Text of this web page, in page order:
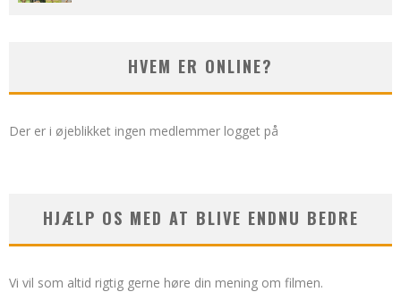
HVEM ER ONLINE?
Der er i øjeblikket ingen medlemmer logget på
HJÆLP OS MED AT BLIVE ENDNU BEDRE
Vi vil som altid rigtig gerne høre din mening om filmen.